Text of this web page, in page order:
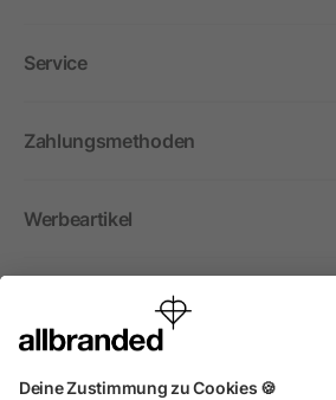
Service
Zahlungsmethoden
Werbeartikel
International